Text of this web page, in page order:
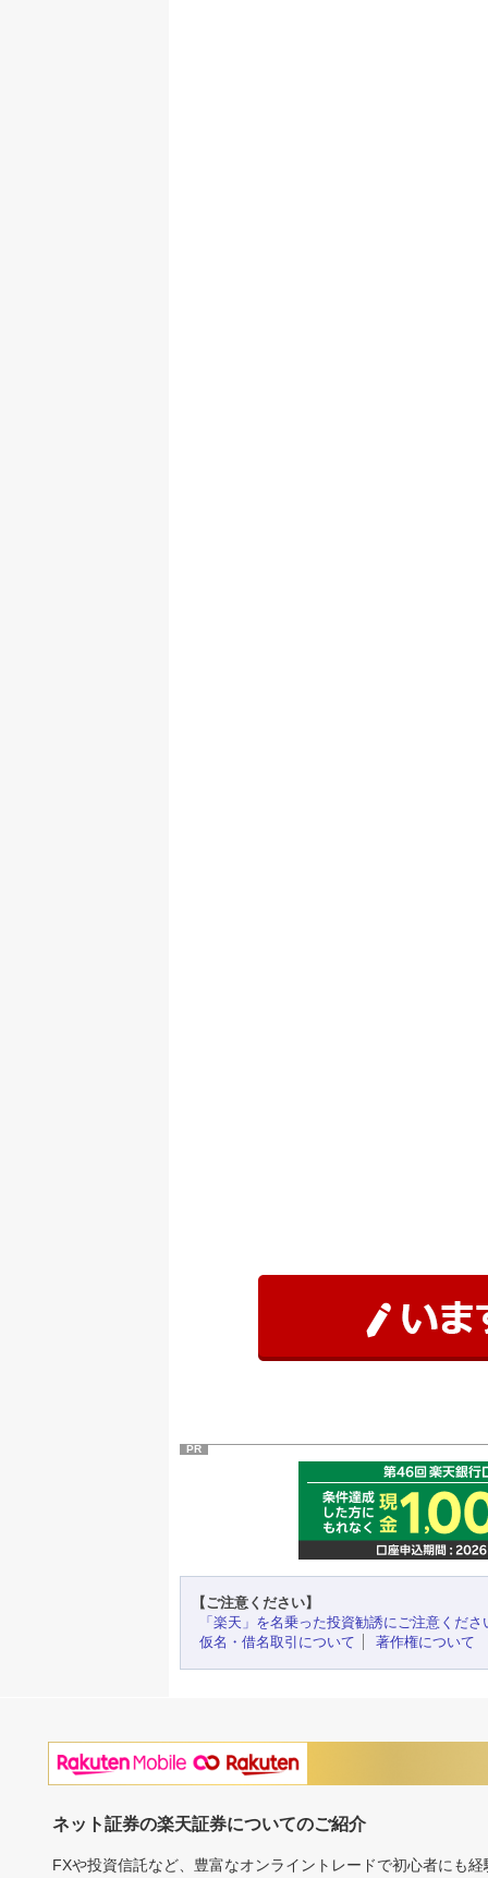
PR
【ご注意ください】
「楽天」を名乗った投資勧誘にご注意くださ
仮名・借名取引について
著作権について
ネット証券の楽天証券についてのご紹介
FXや投資信託など、豊富なオンライントレードで初心者にも